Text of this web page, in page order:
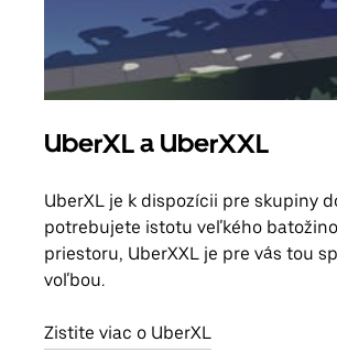
UberXL a UberXXL
UberXL je k dispozícii pre skupiny
potrebujete istotu veľkého
priestoru, UberXXL je pre vás tou
voľbou.
Zistite viac o UberXL